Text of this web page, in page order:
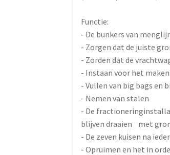
Functie:
- De bunkers van
- Zorgen dat de juiste
- Zorden dat de
- Instaan voor het
- Vullen van big bags en
- Nemen van stalen
- De
blijven draaien met
- De zeven kuisen na
- Opruimen en het in